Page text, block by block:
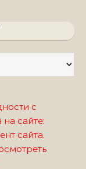
с
сайте:
сайта.